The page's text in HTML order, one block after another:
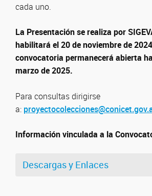
cada uno.
La Presentación se realiza por
habilitará el 20 de noviembre de
convocatoria permanecerá abierta
marzo de 2025.
Para consultas dirigirse
a:
Información vinculada a la
Descargas y Enlaces